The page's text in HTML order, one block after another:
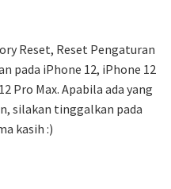
Reset, Reset Pengaturan
pada iPhone 12, iPhone 12
Pro Max. Apabila ada yang
silakan tinggalkan pada
kasih :)